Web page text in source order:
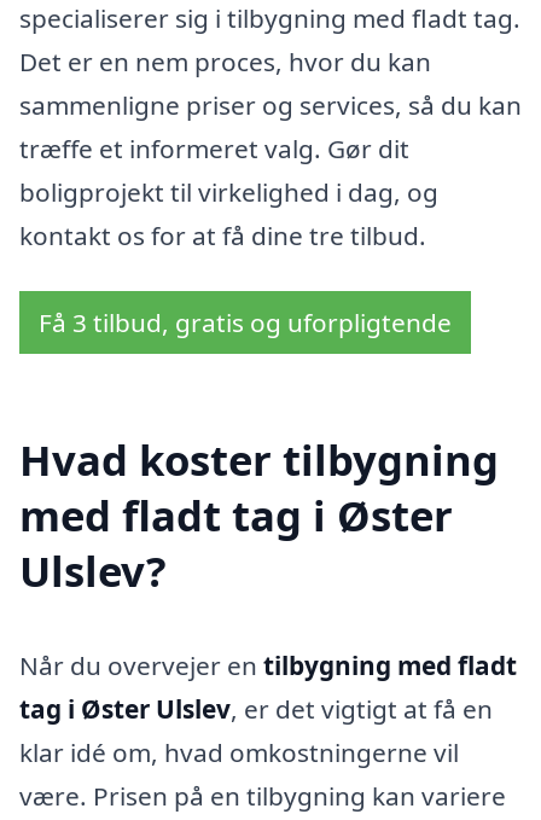
specialiserer sig i tilbygning med fladt tag.
Det er en nem proces, hvor du kan
sammenligne priser og services, så du kan
træffe et informeret valg. Gør dit
boligprojekt til virkelighed i dag, og
kontakt os for at få dine tre tilbud.
Få 3 tilbud, gratis og uforpligtende
Hvad koster tilbygning
med fladt tag i Øster
Ulslev?
Når du overvejer en tilbygning med fladt
tag i Øster Ulslev, er det vigtigt at få en
klar idé om, hvad omkostningerne vil
være. Prisen på en tilbygning kan variere